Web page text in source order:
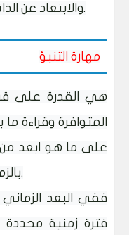
والابتعاد عن الذاتية.
مهارة التنبؤ
هي القدرة على
المتوافرة وقراءة ما
على ما هو ابعد من
بالزمان والموضوع والعينة المدروسة.
ففي البعد الزماني
فترة زمنية محددة